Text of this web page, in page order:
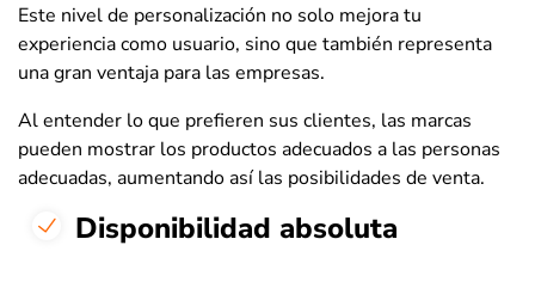
Este nivel de personalización no solo mejora tu
experiencia como usuario, sino que también representa
una gran ventaja para las empresas.
Al entender lo que prefieren sus clientes, las marcas
pueden mostrar los productos adecuados a las personas
adecuadas, aumentando así las posibilidades de venta.
Disponibilidad absoluta